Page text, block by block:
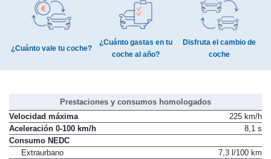
¿Cuánto vale tu coche?
¿Cuánto gastas en tu
coche al año?
Disfruta el cambio de
coche
Prestaciones y consumos homologados
Velocidad máxima
225 km/h
Aceleración 0-100 km/h
8,1 s
Consumo NEDC
Extraurbano
7,3 l/100 km